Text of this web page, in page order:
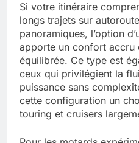
Si votre itinéraire
longs trajets sur
panoramiques, l’option
apporte un confort accru
équilibrée. Ce type est
ceux qui privilégient la
puissance sans
cette configuration un
touring et cruisers